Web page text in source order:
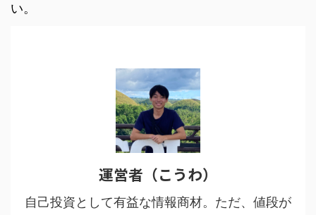
い。
運営者（こうわ）
自己投資として有益な情報商材。ただ、値段が